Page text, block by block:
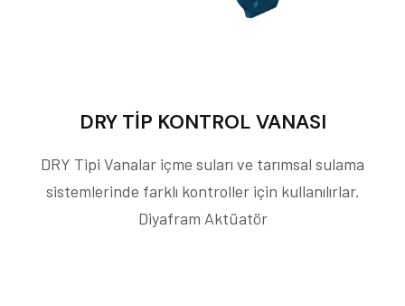
DRY TİP KONTROL VANASI
DRY Tipi Vanalar içme suları ve tarımsal sulama
sistemlerinde farklı kontroller için kullanılırlar.
Diyafram Aktüatör